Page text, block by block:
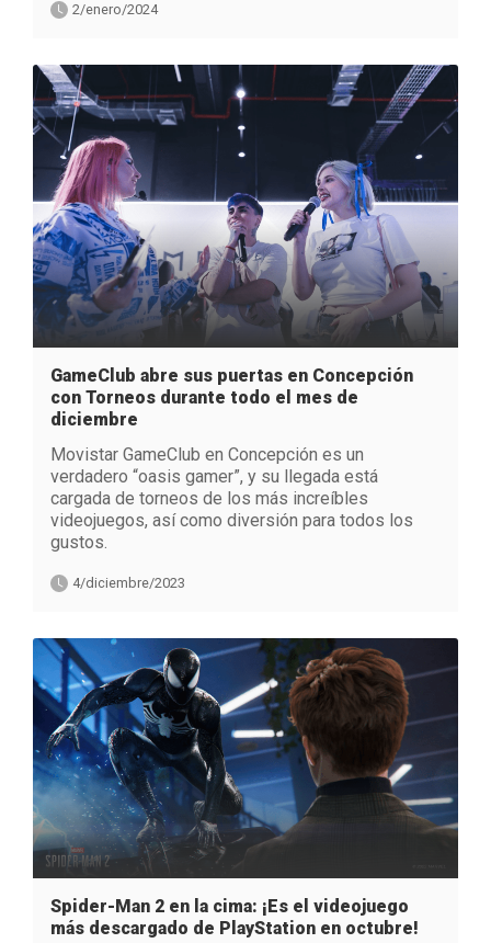
2/enero/2024
GameClub abre sus puertas en Concepción
con Torneos durante todo el mes de
diciembre
Movistar GameClub en Concepción es un
verdadero “oasis gamer”, y su llegada está
cargada de torneos de los más increíbles
videojuegos, así como diversión para todos los
gustos.
4/diciembre/2023
Spider-Man 2 en la cima: ¡Es el videojuego
más descargado de PlayStation en octubre!